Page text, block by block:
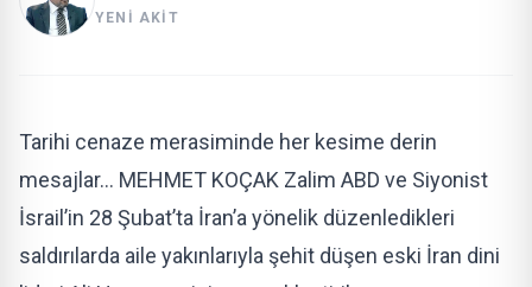
YENI AKIT
Tarihi cenaze merasiminde her kesime derin
mesajlar… MEHMET KOÇAK Zalim ABD ve Siyonist
İsrail’in 28 Şubat’ta İran’a yönelik düzenledikleri
saldırılarda aile yakınlarıyla şehit düşen eski İran dini